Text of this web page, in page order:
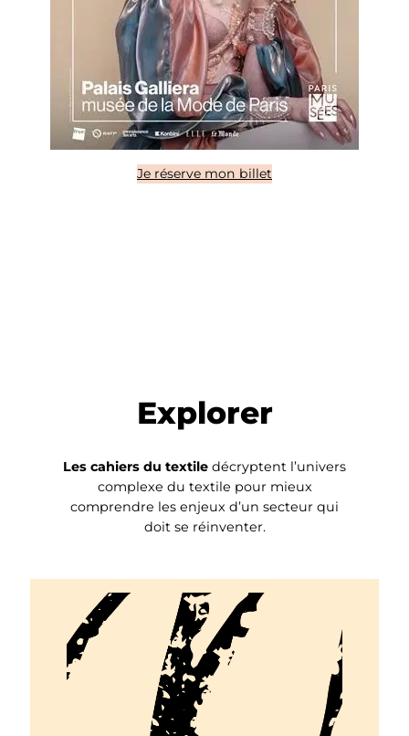
Je réserve mon billet
Explorer
Les cahiers du textile décryptent l’univers
complexe du textile pour mieux
comprendre les enjeux d’un secteur qui
doit se réinventer.